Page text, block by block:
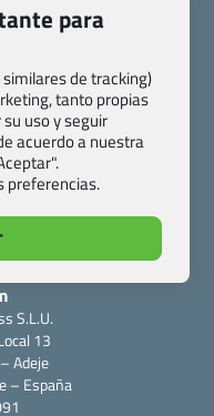
Contacto
específicas
de agencias
generales
Transparencia
S.L.U.
13
Adeje
– España
para
de tracking)
tanto propias
uso y seguir
acuerdo a nuestra
preferencias.